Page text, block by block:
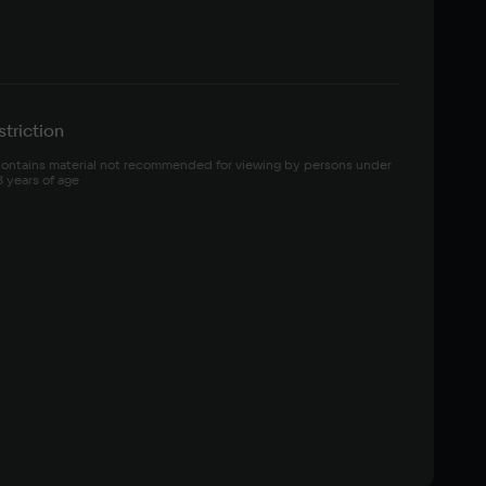
material not recommended for viewing by persons under
years of age